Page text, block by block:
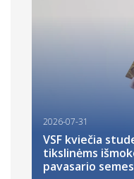
2026-07-31
VSF kviečia
tikslinėms
pavasario